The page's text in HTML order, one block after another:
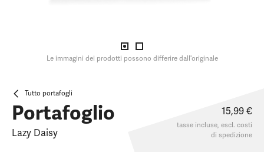
Le immagini dei prodotti possono differire dall'originale
Tutto portafogli
Portafoglio
Lazy Daisy
15,99 €
tasse incluse, escl. costi
di spedizione